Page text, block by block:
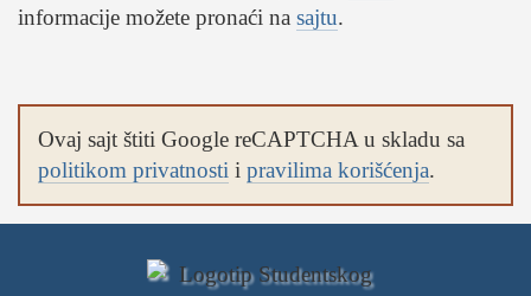
informacije možete pronaći na sajtu.
Ovaj sajt štiti Google reCAPTCHA u skladu sa
politikom privatnosti i pravilima korišćenja.